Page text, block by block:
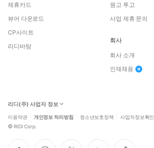
제휴카드
뷰어 다운로드
CP사이트
리디바탕
원고 투고
사업 제휴 문의
회사
회사 소개
인재채용
리디(주) 사업자 정보
이용약관 개인정보 처리방침 청소년보호정책 사업자정보확인
© RIDI Corp.